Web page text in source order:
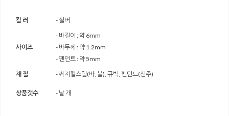
컬 러 - 실버
사이즈
- 바길이 : 약 6mm
- 바두께 : 약 1.2mm
- 펜던트 : 약 5mm
재 질
- 써지컬스틸(바, 볼), 큐빅, 펜던트(신주)
상품갯수 - 낱 개